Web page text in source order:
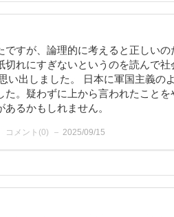
ですが、論理的に考えると正しい
切れにすぎないというのを読んで
い出しました。 日本に軍国主義の
た。疑わずに上から言われたこと
るかもしれません。
コメント(0) 2025/09/15